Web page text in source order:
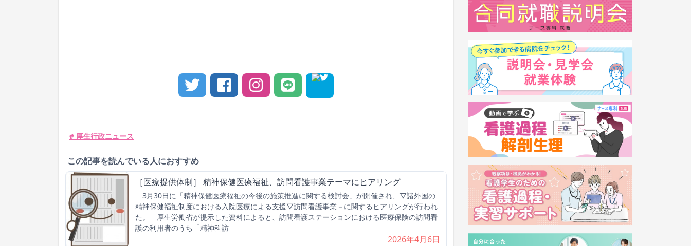
# 厚生行政ニュース
この記事を読んでいる人におすすめ
［医療提供体制］ 精神保健医療福祉、訪問看護事業テーマにヒアリング
3月30日に「精神保健医療福祉の今後の施策推進に関する検討会」が開催され、▽諸外国の
精神保健福祉制度における入院医療による支援▽訪問看護事業－に関するヒアリングが行われ
た。 厚生労働省が提示した資料によると、訪問看護ステーションにおける医療保険の訪問看
護の利用者のうち「精神科訪
2026年4月6日